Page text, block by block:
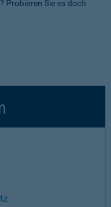
Probieren Sie es doch